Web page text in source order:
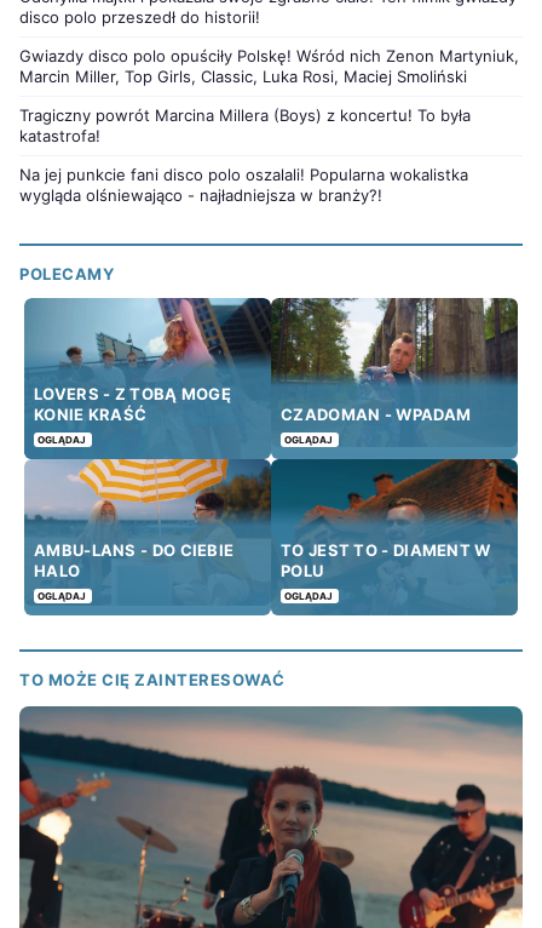
disco polo przeszedł do historii!
Gwiazdy disco polo opuściły Polskę! Wśród nich Zenon Martyniuk,
Marcin Miller, Top Girls, Classic, Luka Rosi, Maciej Smoliński
Tragiczny powrót Marcina Millera (Boys) z koncertu! To była
katastrofa!
Na jej punkcie fani disco polo oszalali! Popularna wokalistka
wygląda olśniewająco - najładniejsza w branży?!
POLECAMY
LOVERS - Z TOBĄ MOGĘ
KONIE KRAŚĆ
OGLĄDAJ
CZADOMAN - WPADAM
OGLĄDAJ
AMBU-LANS - DO CIEBIE
HALO
OGLĄDAJ
TO JEST TO - DIAMENT W
POLU
OGLĄDAJ
TO MOŻE CIĘ ZAINTERESOWAĆ